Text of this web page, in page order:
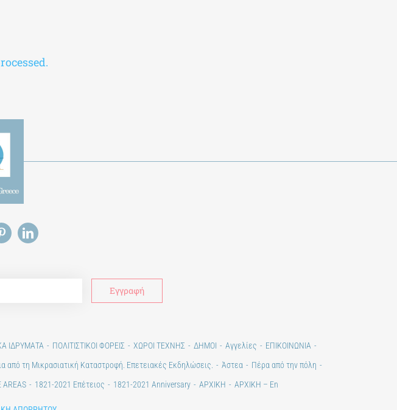
ΙΔΡΥΜΑΤΑ ΠΟΛΙΤΙΣΤΙΚΟΙ ΦΟΡΕΙΣ ΧΩΡΟΙ ΤΕΧΝΗΣ ΔΗΜΟΙ Αγγελίες
ΕΠΙΚΟΙΝΩΝΙΑ
από τη Μικρασιατική Καταστροφή. Επετειακές Εκδηλώσεις. Άστεα
Πέρα από την πόλη
AREAS 1821-2021 Επέτειος 1821-2021 Anniversary ΑΡΧΙΚΗ ΑΡΧΙΚΗ – En